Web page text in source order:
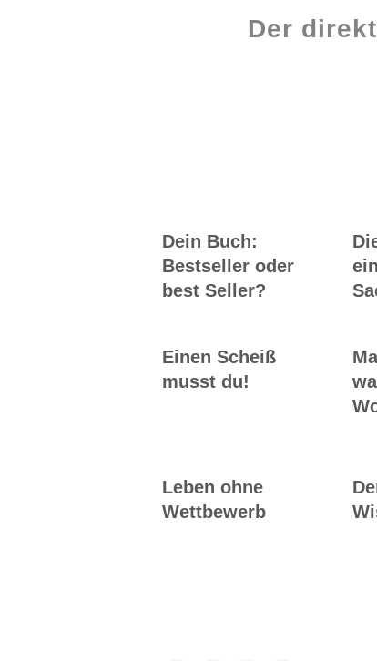
Der
Dein Buch:
Bestseller oder
best Seller?
Einen Scheiß
musst du!
Leben ohne
Wettbewerb